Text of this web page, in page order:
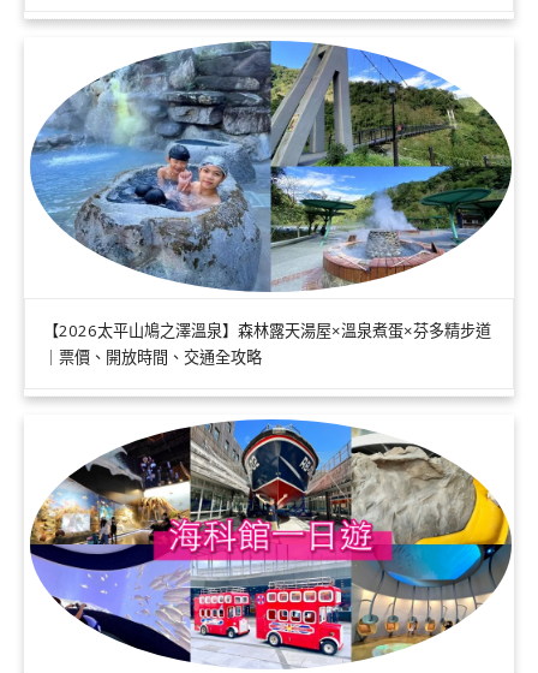
【2026太平山鳩之澤溫泉】森林露天湯屋×溫泉煮蛋×芬多精步道
｜票價、開放時間、交通全攻略